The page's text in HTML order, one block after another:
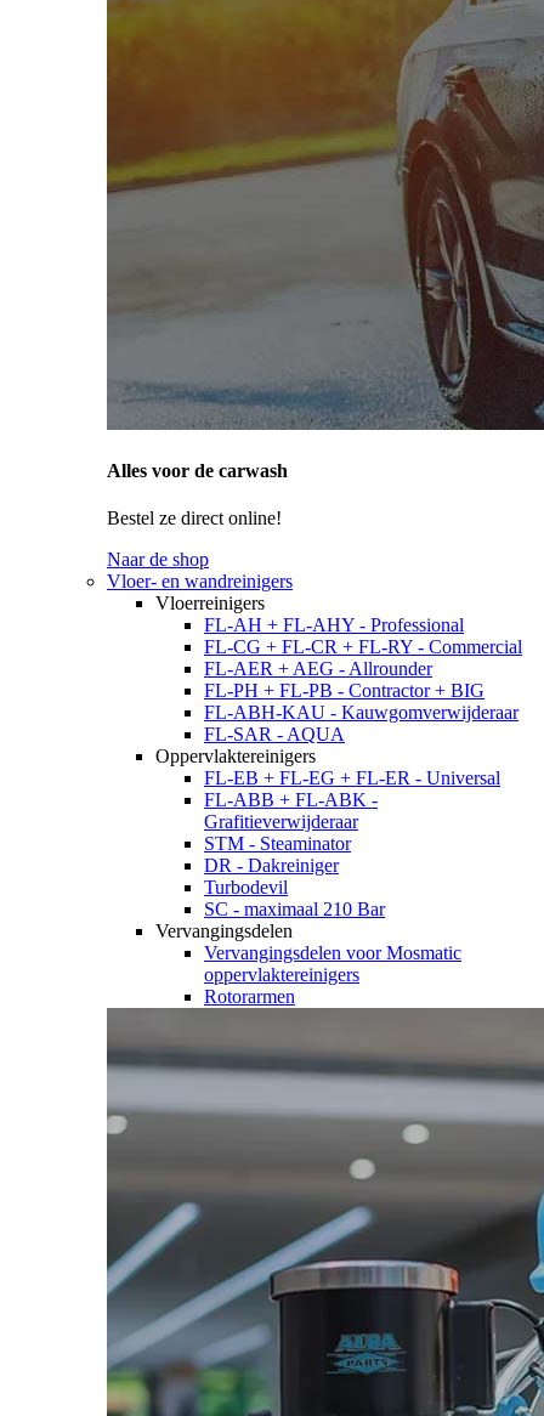
Alles voor de carwash
Bestel ze direct online!
Naar de shop
Vloer- en wandreinigers
Vloerreinigers
FL-AH + FL-AHY - Professional
FL-CG + FL-CR + FL-RY - Commercial
FL-AER + AEG - Allrounder
FL-PH + FL-PB - Contractor + BIG
FL-ABH-KAU - Kauwgomverwijderaar
FL-SAR - AQUA
Oppervlaktereinigers
FL-EB + FL-EG + FL-ER - Universal
FL-ABB + FL-ABK -
Grafitieverwijderaar
STM - Steaminator
DR - Dakreiniger
Turbodevil
SC - maximaal 210 Bar
Vervangingsdelen
Vervangingsdelen voor Mosmatic
oppervlaktereinigers
Rotorarmen